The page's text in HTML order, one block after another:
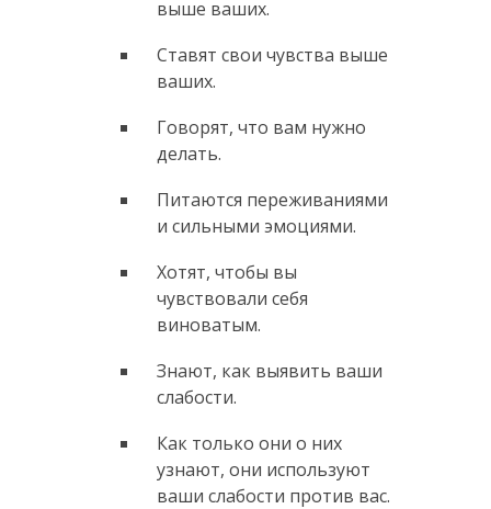
выше ваших.
Ставят свои чувства выше
ваших.
Говорят, что вам нужно
делать.
Питаются переживаниями
и сильными эмоциями.
Хотят, чтобы вы
чувствовали себя
виноватым.
Знают, как выявить ваши
слабости.
Как только они о них
узнают, они используют
ваши слабости против вас.